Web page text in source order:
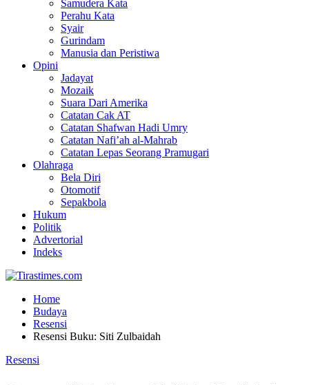
Samudera Kata
Perahu Kata
Syair
Gurindam
Manusia dan Peristiwa
Opini
Jadayat
Mozaik
Suara Dari Amerika
Catatan Cak AT
Catatan Shafwan Hadi Umry
Catatan Nafi’ah al-Mahrab
Catatan Lepas Seorang Pramugari
Olahraga
Bela Diri
Otomotif
Sepakbola
Hukum
Politik
Advertorial
Indeks
Home
Budaya
Resensi
Resensi Buku: Siti Zulbaidah
Resensi